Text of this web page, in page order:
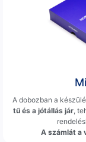
A dobozban a
tű és a jótállás jár,
A számlát a